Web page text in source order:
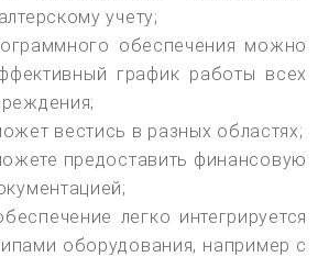
учету;
обеспечения можно
график работы всех
вестись в разных областях;
предоставить финансовую
легко интегрируется
оборудования, например с